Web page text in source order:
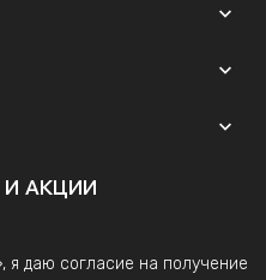



АКЦИИ
я даю согласие на получение